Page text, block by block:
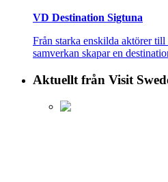
VD Destination Sigtuna
Från starka enskilda aktörer
samverkan skapar en
Aktuellt från Visit